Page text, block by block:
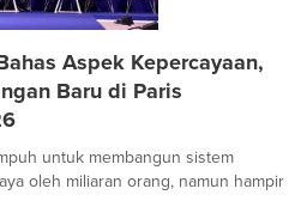
Aspek Kepercayaan,
Baru di Paris
untuk membangun sistem
oleh miliaran orang, namun hampir